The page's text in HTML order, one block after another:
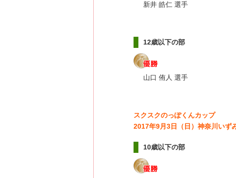
新井 皓仁 選手
12歳以下の部
山口 侑人 選手
スクスクのっぽくんカップ
2017年9月3日（日）神奈川いず
10歳以下の部